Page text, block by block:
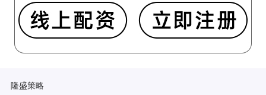
隆盛策略